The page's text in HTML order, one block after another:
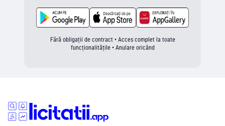
Fără obligații de contract • Acces complet la toate
funcționalitățile • Anulare oricând